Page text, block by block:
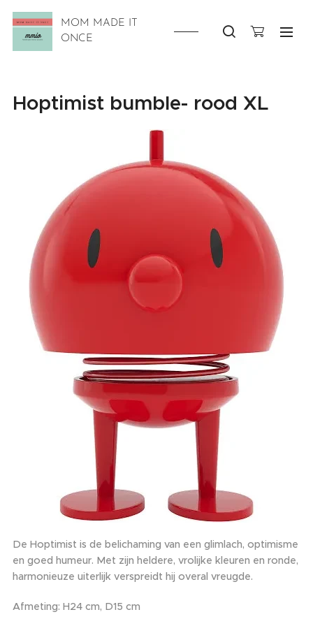
MOM MADE IT
ONCE
Hoptimist bumble- rood XL
De Hoptimist is de belichaming van een glimlach, optimisme
en goed humeur. Met zijn heldere, vrolijke kleuren en ronde,
harmonieuze uiterlijk verspreidt hij overal vreugde.
Afmeting: H24 cm, D15 cm